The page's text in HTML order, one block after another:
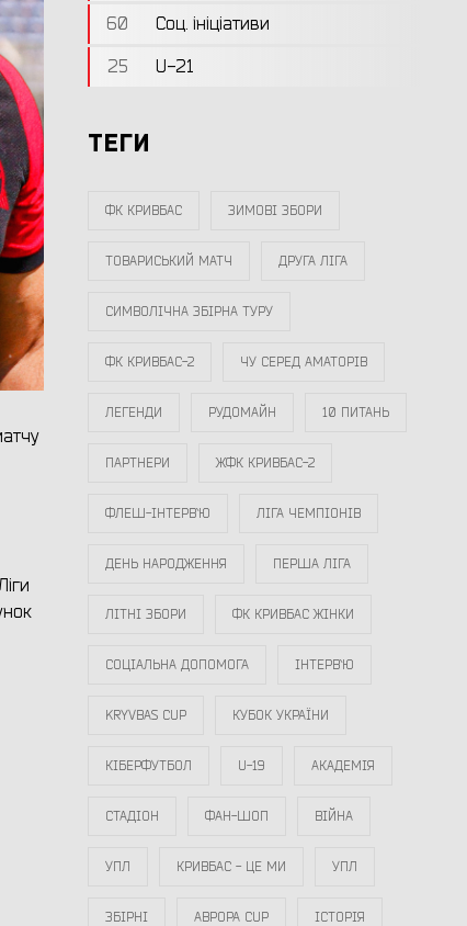
60
Соц. ініціативи
25
U-21
ТЕГИ
ФК КРИВБАС ЗИМОВІ ЗБОРИ
ТОВАРИСЬКИЙ МАТЧ ДРУГА ЛІГА
СИМВОЛІЧНА ЗБІРНА ТУРУ
ФК КРИВБАС-2 ЧУ СЕРЕД АМАТОРІВ
ЛЕГЕНДИ РУДОМАЙН 10 ПИТАНЬ
ПАРТНЕРИ ЖФК КРИВБАС-2
ФЛЕШ-ІНТЕРВ`Ю ЛІГА ЧЕМПІОНІВ
ДЕНЬ НАРОДЖЕННЯ ПЕРША ЛІГА
ЛІТНІ ЗБОРИ ФК КРИВБАС ЖІНКИ
СОЦІАЛЬНА ДОПОМОГА ІНТЕРВ`Ю
KRYVBAS CUP КУБОК УКРАЇНИ
КІБЕРФУТБОЛ U-19 АКАДЕМІЯ
СТАДІОН ФАН-ШОП ВІЙНА
УПЛ КРИВБАС - ЦЕ МИ УПЛ
ЗБІРНІ АВРОРА CUP ІСТОРІЯ